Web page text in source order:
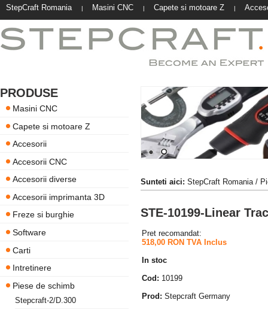
StepCraft Romania | Masini CNC | Capete si motoare Z |
PRODUSE
Masini CNC
Capete si motoare Z
Accesorii
Accesorii CNC
Accesorii diverse
Accesorii imprimanta 3D
Freze si burghie
Software
Carti
Intretinere
Piese de schimb
Stepcraft-2/D.300
Sunteti aici: StepCraft Romania/
STE-10199-Linear
Pret recomandat:
518,00 RON TVA Inclus
In stoc
Cod: 10199
Prod: Stepcraft Germany